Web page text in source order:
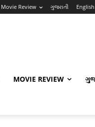
Movie Review ગુજરાતી
MOVIE REVIEW